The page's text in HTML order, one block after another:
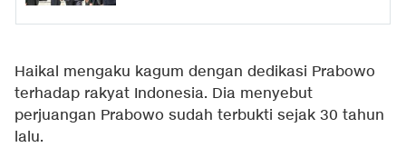
Haikal mengaku kagum dengan dedikasi Prabowo
terhadap rakyat Indonesia. Dia menyebut
perjuangan Prabowo sudah terbukti sejak 30 tahun
lalu.